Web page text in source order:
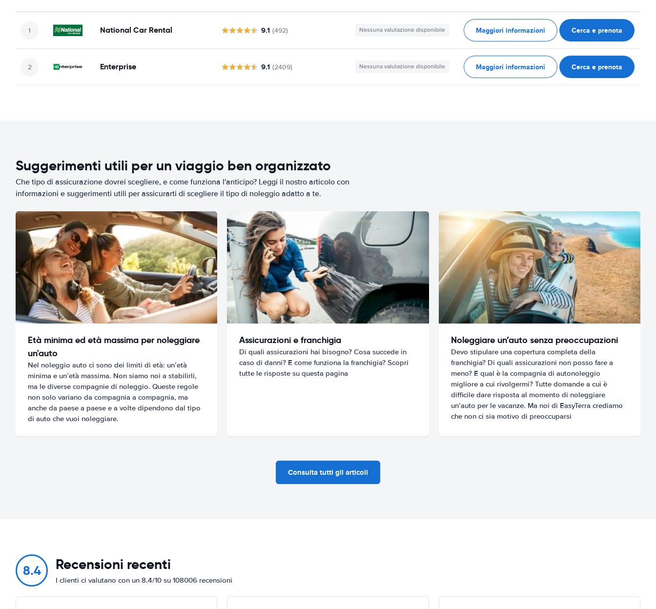
National Car Rental 9.1 (492) Nessuna valutazione disponibile Maggiori informazioni Cerca e prenota
Enterprise 9.1 (2409) Nessuna valutazione disponibile Maggiori informazioni Cerca e prenota
Suggerimenti utili per un viaggio ben organizzato
Che tipo di assicurazione dovrei scegliere, e come funziona l'anticipo? Leggi il nostro articolo con
informazioni e suggerimenti utili per assicurarti di scegliere il tipo di noleggio adatto a te.
Età minima ed età massima per noleggiare
un'auto
Nel noleggio auto ci sono dei limiti di età: un’età
minima e un’età massima. Non siamo noi a stabilirli,
ma le diverse compagnie di noleggio. Queste regole
non solo variano da compagnia a compagnia, ma
anche da paese a paese e a volte dipendono dal tipo
di auto che vuoi noleggiare.
Assicurazioni e franchigia
Di quali assicurazioni hai bisogno? Cosa succede in
caso di danni? E come funziona la franchigia? Scopri
tutte le risposte su questa pagina
Noleggiare un’auto senza preoccupazioni
Devo stipulare una copertura completa della
franchigia? Di quali assicurazioni non posso fare a
meno? E qual è la compagnia di autonoleggio
migliore a cui rivolgermi? Tutte domande a cui è
difficile dare risposta al momento di noleggiare
un’auto per le vacanze. Ma noi di EasyTerra crediamo
che non ci sia motivo di preoccuparsi
Consulta tutti gli articoli
8.4 Recensioni recenti
I clienti ci valutano con un 8.4/10 su 108006 recensioni